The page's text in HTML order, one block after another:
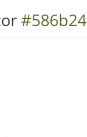
#586b24